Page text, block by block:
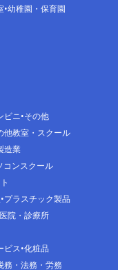
幼稚園・保育園
ビニ その他
他教室・スクール
造業
コンスクール
プラスチック製品
医院・診療所
ビス 化粧品
務・法務・労務